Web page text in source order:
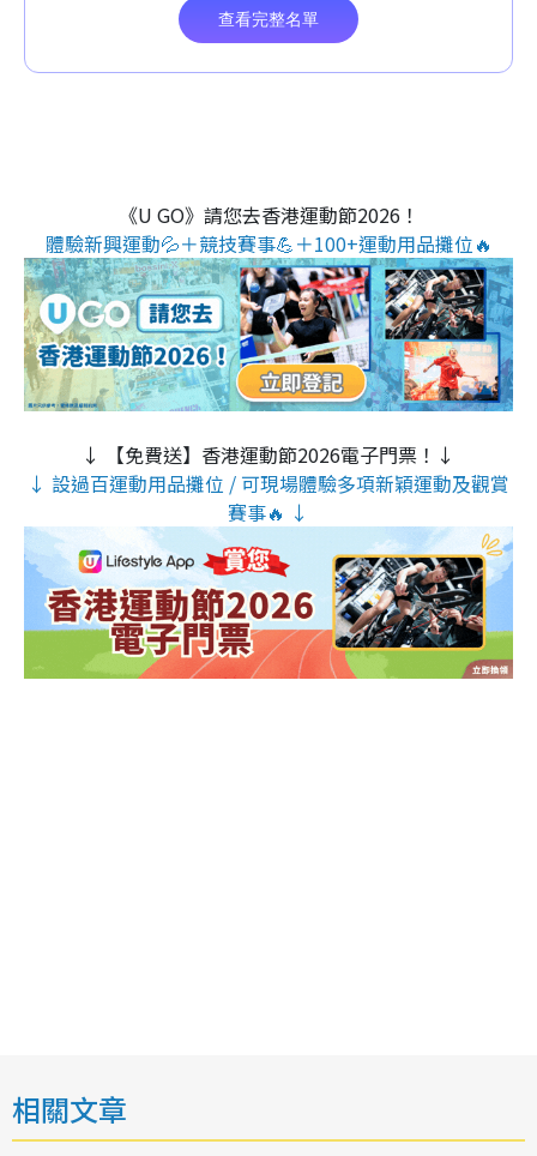
《U GO》請您去香港運動節2026！
體驗新興運動💦＋競技賽事💪＋100+運動用品攤位🔥
↓ 【免費送】香港運動節2026電子門票！↓
↓ 設過百運動用品攤位 / 可現場體驗多項新穎運動及觀賞
賽事🔥 ↓
相關文章